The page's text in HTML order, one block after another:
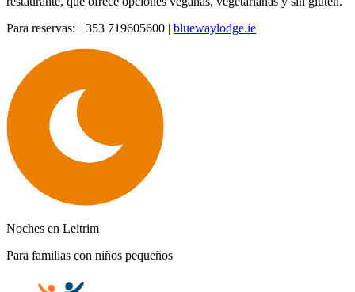
Para reservas: +353 719605600 | bluewaylodge.ie
Noches en Leitrim
Para familias con niños pequeños